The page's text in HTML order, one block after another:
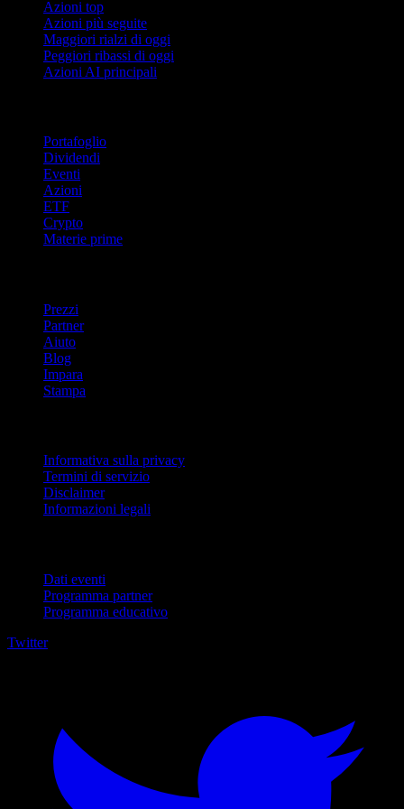
Azioni top
Azioni più seguite
Maggiori rialzi di oggi
Peggiori ribassi di oggi
Azioni AI principali
Portafoglio
Dividendi
Eventi
Azioni
ETF
Crypto
Materie prime
Prezzi
Partner
Aiuto
Blog
Impara
Stampa
Informativa sulla privacy
Termini di servizio
Disclaimer
Informazioni legali
Dati eventi
Programma partner
Programma educativo
Twitter